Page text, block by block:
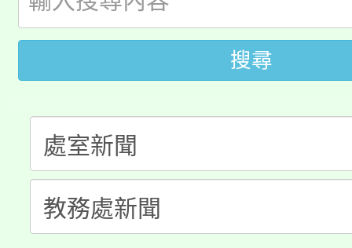
田徑場及游泳池舉行。
桃園市低收入戶享有免
視費優惠，中低收入戶
者。
大園自造教育及科技
份教師研習
淨零綠生活教案入校路
會
115年食農教育專業人
程
搜尋